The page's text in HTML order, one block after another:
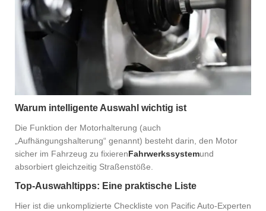
Warum intelligente Auswahl wichtig ist
Die Funktion der Motorhalterung (auch
„Aufhängungshalterung“ genannt) besteht darin, den Motor
sicher im Fahrzeug zu fixierenFahrwerkssystemund
absorbiert gleichzeitig Straßenstöße.
Top-Auswahltipps: Eine praktische Liste
Hier ist die unkomplizierte Checkliste von Pacific Auto-Experten